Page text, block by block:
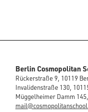
Berlin Cosmopolitan
Rückerstraße 9, 10119
Invalidenstraße 130,
Müggelheimer Damm